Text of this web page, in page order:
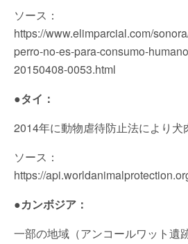
ソース：
https://www.elimparcial.com/
perro-no-es-para-consumo-
20150408-0053.html
●タイ：
2014年に動物虐待防止法により犬
ソース：
https://
●カンボジア：
一部の地域（アンコールワット遺